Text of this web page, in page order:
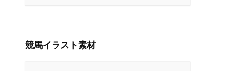
競馬イラスト素材